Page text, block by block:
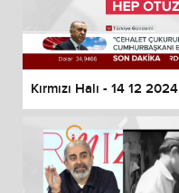
Kırmızı Halı - 14 12 2024